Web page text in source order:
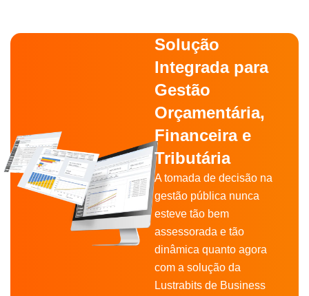
Solução
Integrada para
Gestão
Orçamentária,
Financeira e
Tributária
A tomada de decisão na
gestão pública nunca
esteve tão bem
assessorada e tão
dinâmica quanto agora
com a solução da
Lustrabits de Business